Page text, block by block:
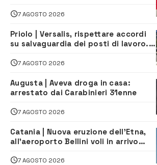
7 AGOSTO 2026
Priolo | Versalis, rispettare accordi
su salvaguardia dei posti di lavoro. Il
7 AGOSTO 2026
Augusta | Aveva droga in casa:
arrestato dai Carabinieri 31enne
7 AGOSTO 2026
Catania | Nuova eruzione dell’Etna,
all’aeroporto Bellini voli in arrivo
7 AGOSTO 2026